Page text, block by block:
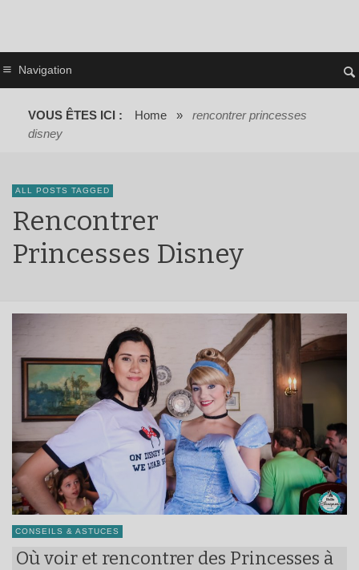
Navigation
VOUS ÊTES ICI : Home »
rencontrer princesses
disney
ALL POSTS TAGGED
Rencontrer
Princesses Disney
CONSEILS & ASTUCES
Où voir et rencontrer des Princesses à